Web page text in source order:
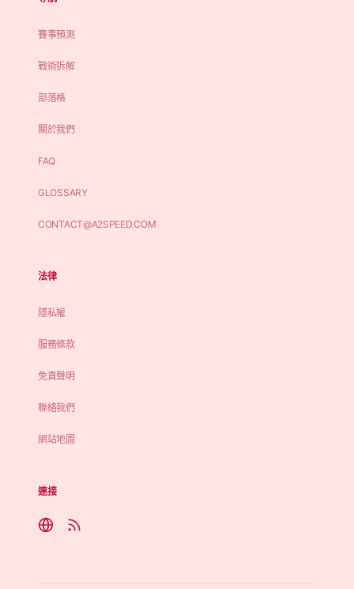
賽事預測
戰術拆解
部落格
關於我們
FAQ
GLOSSARY
CONTACT@A2SPEED.COM
法律
隱私權
服務條款
免責聲明
聯絡我們
網站地圖
連接